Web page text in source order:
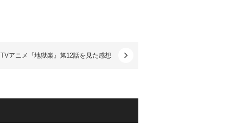
TVアニメ『地獄楽』第12話を見た感想